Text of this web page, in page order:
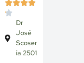
Dr
José
Scoser
ia 2501